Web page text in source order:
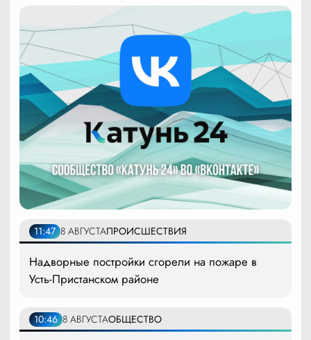
11:47 8 АВГУСТАПРОИСШЕСТВИЯ
Надворные постройки сгорели на пожаре в
Усть-Пристанском районе
10:46 8 АВГУСТАОБЩЕСТВО